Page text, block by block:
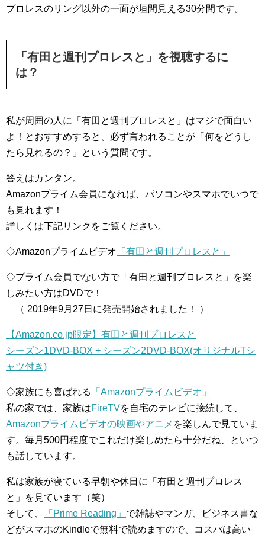
プロレスのリング以外の一面が垣間見える30分間です。
「有田と週刊プロレスと」を視聴するに
は？
私が周囲の人に「有田と週刊プロレスと」はマジで面白い
よ！とおすすめすると、必ず言われることが「何をどうし
たら見れるの？」という質問です。
答えはカンタン。
Amazonプライム会員になれば、パソコンやスマホでいつで
も見れます！
詳しくは下記リンクをご覧ください。
◇Amazonプライムビデオ 「有田と週刊プロレスと」
◇プライム会員でない方で「有田と週刊プロレスと」を楽
しみたい方はDVDで！
（ 2019年9月27日に発売開始されました！ ）
【Amazon.co.jp限定】有田と週刊プロレスと
シーズン1DVD-BOX + シーズン2DVD-BOX(オリジナルTシ
ャツ付き)
◇家族にも喜ばれる
「Amazonプライムビデオ」
私の家では、家族はFireTVを自宅のテレビに接続して、
Amazonプライムビデオの映画やアニメ を楽しんで見ていま
す。毎月500円程度でこれだけ楽しめたら十分だね、といつ
も話しています。
私は家族が寝ている早朝や休日に「有田と週刊プロレス
と」を見ています（笑）
そして、
「Prime Reading」 で雑誌やマンガ、ビジネス書な
どがスマホのKindleで無料で読めますので、コスパは高い